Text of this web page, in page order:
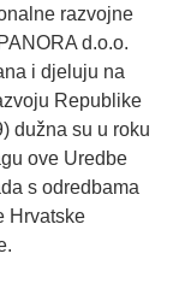
razvojne
d.o.o.
i djeluju na
Republike
dužna su u roku
ove Uredbe
s odredbama
Hrvatske